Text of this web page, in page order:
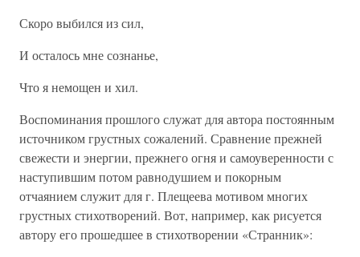
Скоро выбился из сил,
И осталось мне сознанье,
Что я немощен и хил.
Воспоминания прошлого служат для автора постоянным
источником грустных сожалений. Сравнение прежней
свежести и энергии, прежнего огня и самоуверенности с
наступившим потом равнодушием и покорным
отчаянием служит для г. Плещеева мотивом многих
грустных стихотворений. Вот, например, как рисуется
автору его прошедшее в стихотворении «Странник»: